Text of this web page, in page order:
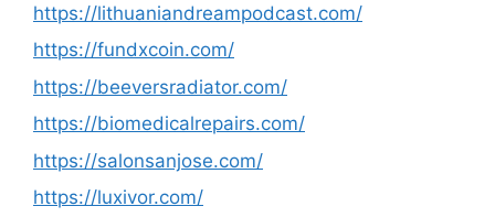
https://lithuaniandreampodcast.com/
https://fundxcoin.com/
https://beeversradiator.com/
https://biomedicalrepairs.com/
https://salonsanjose.com/
https://luxivor.com/